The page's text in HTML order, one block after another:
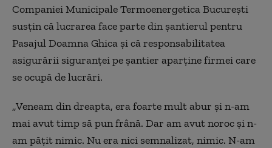
Companiei Municipale Termoenergetica Bucureşti
susţin că lucrarea face parte din şantierul pentru
Pasajul Doamna Ghica şi că responsabilitatea
asigurării siguranţei pe şantier aparţine firmei care
se ocupă de lucrări.
„Veneam din dreapta, era foarte mult abur și n-am
mai avut timp să pun frână. Dar am avut noroc și n-
am pățit nimic. Nu era nici semnalizat, nimic. N-am